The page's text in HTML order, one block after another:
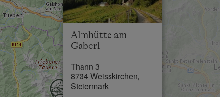
See / Teich in 25 km
Skilift in 1 kmAlmhütte am
Gaberl
Thann 3
8734 Weisskirchen,
Steiermark